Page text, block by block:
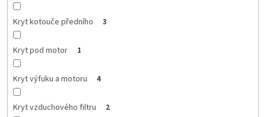
Kryt kotouče předního 3
Kryt pod motor 1
Kryt výfuku a motoru 4
Kryt vzduchového filtru 2